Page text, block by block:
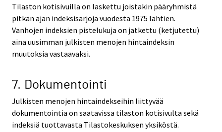
Tilaston kotisivuilla on laskettu joistakin pääryhmistä
pitkän ajan indeksisarjoja vuodesta 1975 lähtien.
Vanhojen indeksien pistelukuja on jatkettu (ketjutettu)
aina uusimman julkisten menojen hintaindeksin
muutoksia vastaavaksi.
7. Dokumentointi
Julkisten menojen hintaindekseihin liittyvää
dokumentointia on saatavissa tilaston kotisivulta sekä
indeksiä tuottavasta Tilastokeskuksen yksiköstä.